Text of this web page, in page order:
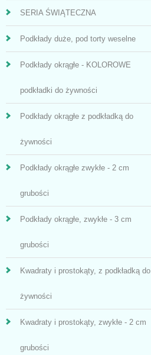
SERIA ŚWIĄTECZNA
Podkłady duże, pod torty weselne
Podkłady okrągłe - KOLOROWE
podkładki do żywności
Podkłady okrągłe z podkładką do
żywności
Podkłady okrągłe zwykłe - 2 cm
grubości
Podkłady okrągłe, zwykłe - 3 cm
grubości
Kwadraty i prostokąty, z podkładką do
żywności
Kwadraty i prostokąty, zwykłe - 2 cm
grubości